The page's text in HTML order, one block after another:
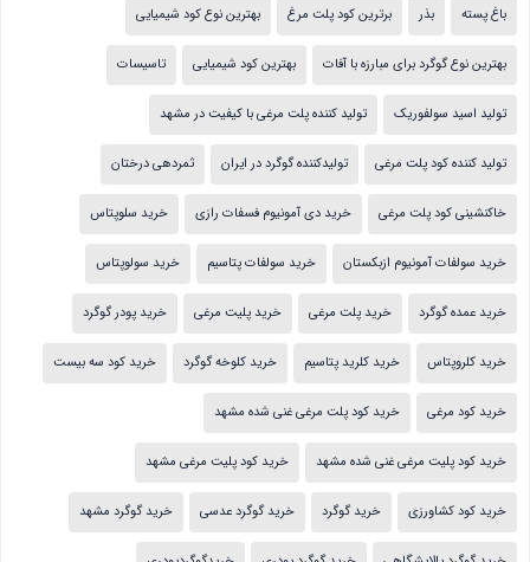
باغ پسته بذر برترین کود پلت مرغ بهترین نوع کود شیمیایی
بهترین نوع گوگرد برای مبارزه با آفات بهترین کود شیمیایی تاسیسات
تولید اسید سولفوریک تولید کننده پلت مرغی با کیفیت در مشهد
تولید کننده کود پلت مرغی تولیدکننده گوگرد در ایران ثمردهی درختان
خاکنشینی کود پلت مرغی خرید دی آمونیوم فسفات رازی خرید سلوپتاس
خرید سولفات آمونیوم ازبکستان خرید سولفات پتاسیم خرید سولوپتاس
خرید عمده گوگرد خرید پلت مرغی خرید پلیت مرغی خرید پودر گوگرد
خرید کلروپتاس خرید کلرید پتاسیم خرید کلوخه گوگرد خرید کود سه بیست
خرید کود مرغی خرید کود پلت مرغی غنی شده مشهد
خرید کود پلیت مرغی غنی شده مشهد خرید کود پلیت مرغی مشهد
خرید کود کشاورزی خرید گوگرد خرید گوگرد عدسی خرید گوگرد مشهد